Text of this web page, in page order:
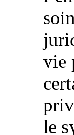
vie
le